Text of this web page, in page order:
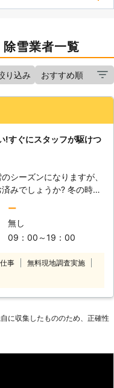
雪業者一覧
り込み
!すぐにスタッフが駆けつ
シーズンになりますが、
みでしょうか? 冬の時期
、なんといっても、大雪で
雪が振ると、雪が大量に積
場から車が出せなかった
から出られないようなト
根に雪が積もると、積も
は、雪かきや雪下ろしが
は屋根の上に登って行う
ー
無し
09：00～19：00
事
無料現地調査実施
に収集したもののため、正確性